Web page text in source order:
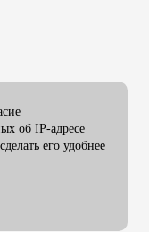
об IP-адресе
его удобнее